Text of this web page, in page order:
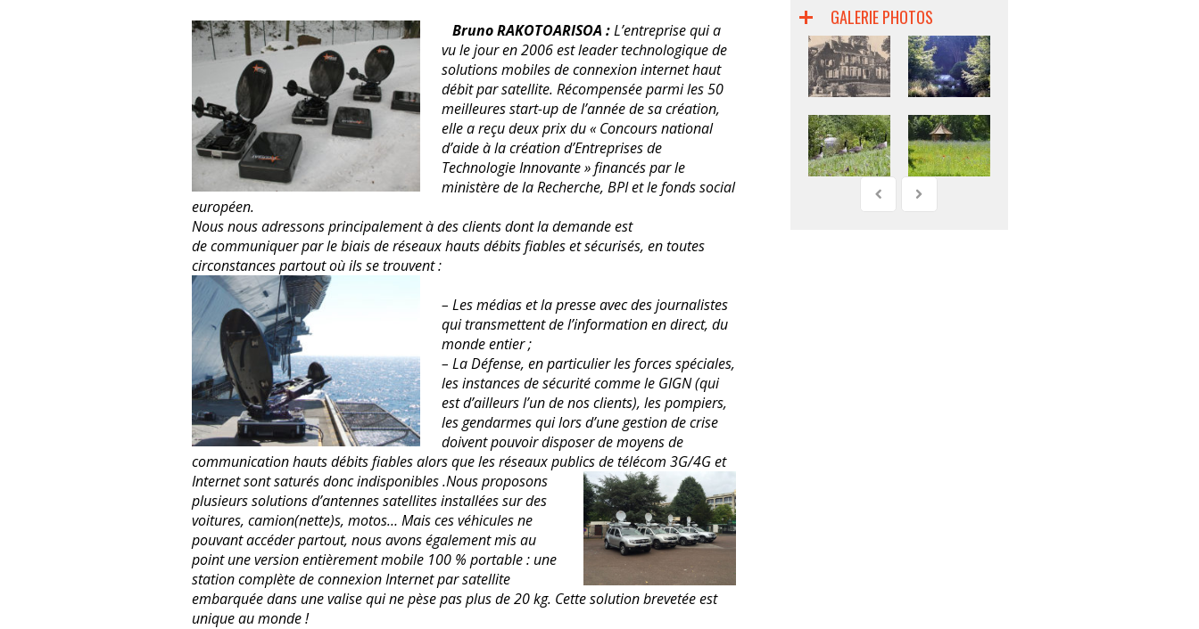
Bruno RAKOTOARISOA :L’entreprise qui a
vu le jour en 2006 est leader technologique de
solutions mobiles de connexion internet haut
débit par satellite. Récompensée parmi les 50
meilleures start-up de l’année de sa création,
elle a reçu deux prix du « Concours national
d’aide à la création d’Entreprises de
Technologie Innovante » financés par le
ministère de la Recherche, BPI et le fonds social
européen.
Nous nous adressons principalement à des clients dont la demande est
de communiquer par le biais de réseaux hauts débits fiables et sécurisés, en toutes
circonstances partout où ils se trouvent :
– Les médias et la presse avec des journalistes
qui transmettent de l’information en direct, du
monde entier ;
– La Défense, en particulier les forces spéciales,
les instances de sécurité comme le GIGN (qui
est d’ailleurs l’un de nos clients), les pompiers,
les gendarmes qui lors d’une gestion de crise
doivent pouvoir disposer de moyens de
communication hauts débits fiables alors que les réseaux publics de télécom 3G/4G et
Internet sont saturés donc indisponibles .Nous proposons
plusieurs solutions d’antennes satellites installées sur des
voitures, camion(nette)s, motos… Mais ces véhicules ne
pouvant accéder partout, nous avons également mis au
point une version entièrement mobile 100 % portable : une
station complète de connexion Internet par satellite
embarquée dans une valise qui ne pèse pas plus de 20 kg. Cette solution brevetée est
unique au monde !
GALERIE PHOTOS